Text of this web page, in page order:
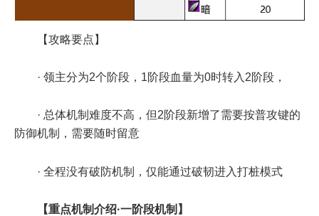
【攻略要点】
· 领主分为2个阶段，1阶段血量为0时转入2阶段，
· 总体机制难度不高，但2阶段新增了需要按普攻键的
防御机制，需要随时留意
· 全程没有破防机制，仅能通过破韧进入打桩模式
【重点机制介绍·一阶段机制】